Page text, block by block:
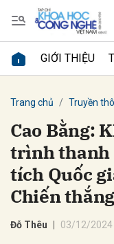
GIỚI THIỆU
Trang chủ Truyền
Cao Bằng:
trình thanh
tích Quốc
Chiến
Đỗ Thêu 03/12/2024
Gửi bình luận